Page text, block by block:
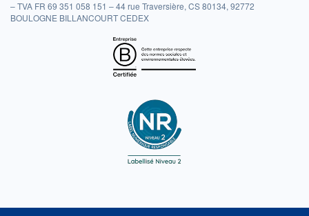
– TVA FR 69 351 058 151 – 44 rue Traversière, CS 80134, 92772
BOULOGNE BILLANCOURT CEDEX